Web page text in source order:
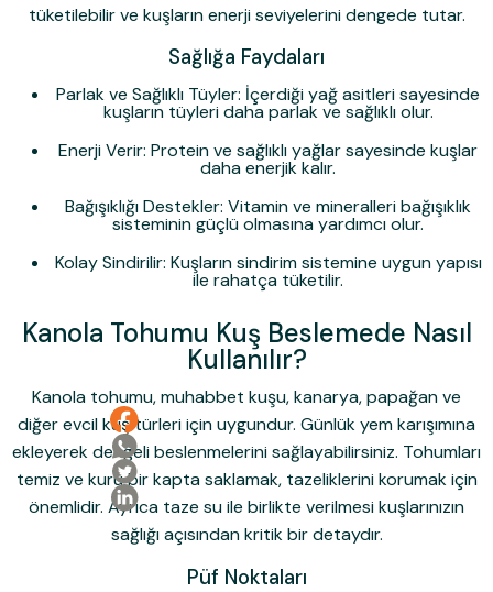
tüketilebilir ve kuşların enerji seviyelerini dengede tutar.
Sağlığa Faydaları
Parlak ve Sağlıklı Tüyler: İçerdiği yağ asitleri sayesinde
kuşların tüyleri daha parlak ve sağlıklı olur.
Enerji Verir: Protein ve sağlıklı yağlar sayesinde kuşlar
daha enerjik kalır.
Bağışıklığı Destekler: Vitamin ve mineralleri bağışıklık
sisteminin güçlü olmasına yardımcı olur.
Kolay Sindirilir: Kuşların sindirim sistemine uygun yapısı
ile rahatça tüketilir.
Kanola Tohumu Kuş Beslemede Nasıl
Kullanılır?
Kanola tohumu, muhabbet kuşu, kanarya, papağan ve
diğer evcil kuş türleri için uygundur. Günlük yem karışımına
ekleyerek dengeli beslenmelerini sağlayabilirsiniz. Tohumları
temiz ve kuru bir kapta saklamak, tazeliklerini korumak için
önemlidir. Ayrıca taze su ile birlikte verilmesi kuşlarınızın
sağlığı açısından kritik bir detaydır.
Püf Noktaları